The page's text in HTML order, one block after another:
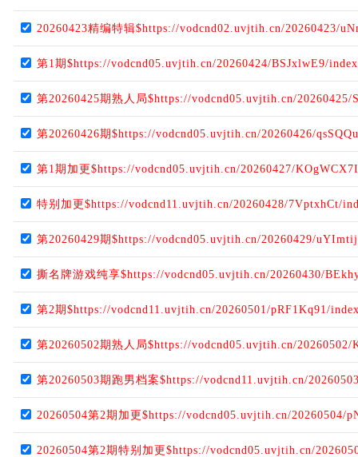
20260423精编特辑$https://vodcnd02.uvjtih.cn/20260423/
第1期$https://vodcnd05.uvjtih.cn/20260424/BSJxlwE9/
第20260425期熟人局$https://vodcnd05.uvjtih.cn/20260425/
第20260426期$https://vodcnd05.uvjtih.cn/20260426/
第1期加更$https://vodcnd05.uvjtih.cn/20260427/
特别加更$https://vodcnd11.uvjtih.cn/20260428/7VptxhCt/
第20260429期$https://vodcnd05.uvjtih.cn/20260429/
撕名牌游戏纯享$https://vodcnd05.uvjtih.cn/20260430/
第2期$https://vodcnd11.uvjtih.cn/20260501/pRF1Kq91/
第20260502期熟人局$https://vodcnd05.uvjtih.cn/20260502/
第20260503期跑男档案$https://vodcnd11.uvjtih.cn/
20260504第2期加更$https://vodcnd05.uvjtih.cn/20260504/
20260504第2期特别加更$https://vodcnd05.uvjtih.cn/